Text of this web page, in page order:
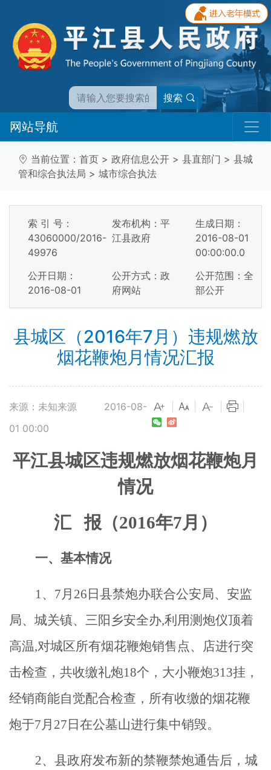
搜索
网站导航
当前位置： 首页 > 政府信息公开 > 县直部门 > 县城
管和综合执法局 > 城市综合执法
索 引 号：
43060000/2016-
49976
发布机构：平
江县政府
生成日期：
2016-08-01
00:00:00.0
公开日期：
2016-08-01
公开方式：政
府网站
公开范围：全
部公开
县城区（2016年7月）违规燃放
烟花鞭炮月情况汇报
来源：未知来源
2016-08-
01 00:00
平江县城区违规燃放烟花鞭炮月
情况
汇
报（2016年7月）
一、基本情况
1、7月26日县禁炮办联合公安局、安监
局、城关镇、三阳乡安全办,利用测炮仪顶着
高温,对城区所有烟花鞭炮销售点、店进行突
击检查，共收缴礼炮18个，大小鞭炮313挂 ，
经销商能自觉配合检查，所有收缴的烟花鞭
炮于7月27日在公墓山进行集中销毁。
2、 县政府发布新的禁鞭禁炮通告后，城